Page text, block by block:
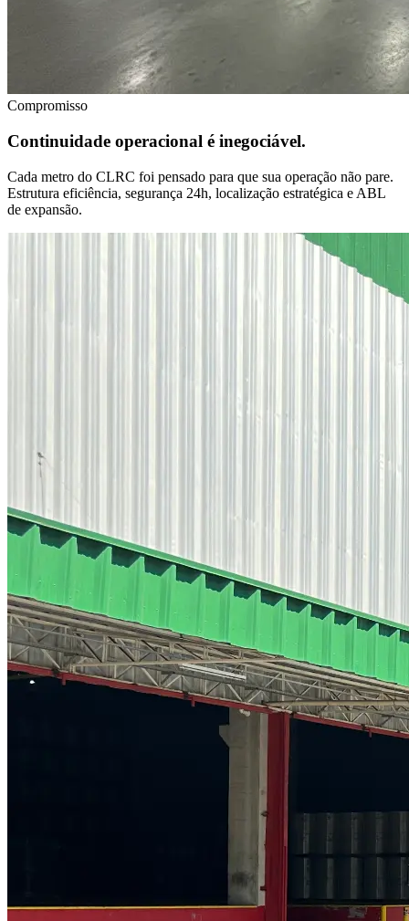
Compromisso
Continuidade operacional é inegociável.
Cada metro do CLRC foi pensado para que sua operação não pare.
Estrutura eficiência, segurança 24h, localização estratégica e ABL
de expansão.